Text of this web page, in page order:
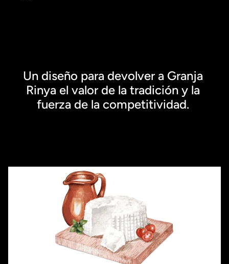
Un diseño para devolver a Granja
Rinya el valor de la tradición y la
fuerza de la competitividad.